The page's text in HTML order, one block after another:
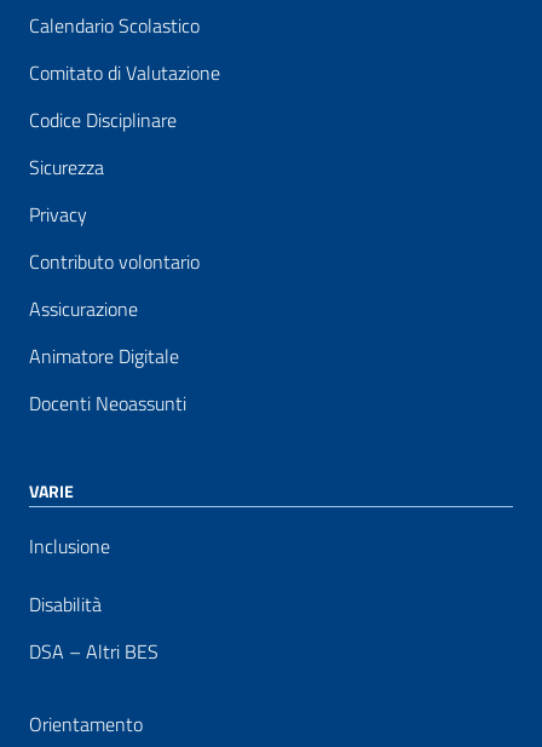
Calendario Scolastico
Comitato di Valutazione
Codice Disciplinare
Sicurezza
Privacy
Contributo volontario
Assicurazione
Animatore Digitale
Docenti Neoassunti
VARIE
Inclusione
Disabilità
DSA – Altri BES
Orientamento